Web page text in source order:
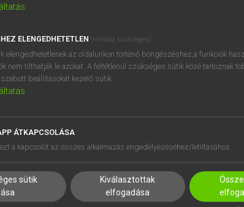
SÚGÓ
RÓLUNK
ELÉRHETŐSÉG
SÜTI BEÁLLÍTÁSOK
ELENGEDHETETLEN (mindig szükséges)
elengedhetetlenek az oldalunkon történő böngészéshez,a funkciók
nem tilthatják le azokat. A feltétlenül szükséges sütik közé tartoznak
beállításokat kezelő sütik.
ÁTKAPCSOLÁSA
a kapcsolót az összes alkalmazás engedélyezéséhez/letiltásához.
sütik
Kiválasztottak
elfogadása